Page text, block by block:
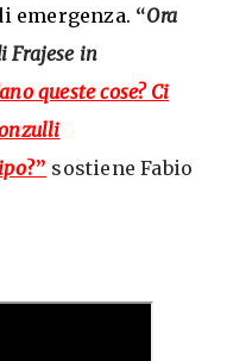
emergenza. “Ora
Frajese in
queste cose? Ci
?” sostiene Fabio